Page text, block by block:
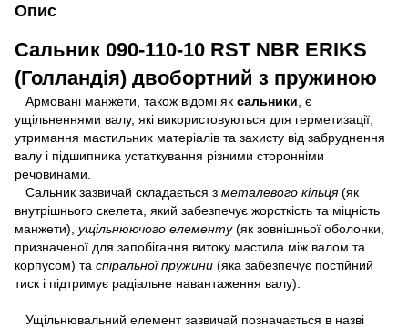
Опис
Сальник 090-110-10 RST NBR ERIKS
(Голландія) двобортний з пружиною
Армовані манжети, також відомі як сальники , є
ущільненнями валу, які використовуються для герметизації,
утримання мастильних матеріалів та захисту від забруднення
валу і підшипника устаткування різними сторонніми
речовинами.
Сальник зазвичай складається з металевого кільця(як
внутрішнього скелета, який забезпечує жорсткість та міцність
манжети), ущільнюючого елементу(як зовнішньої оболонки,
призначеної для запобігання витоку мастила між валом та
корпусом) та спіральної пружини (яка забезпечує постійний
тиск і підтримує радіальне навантаження валу).
Ущільнювальний елемент зазвичай позначається в назві